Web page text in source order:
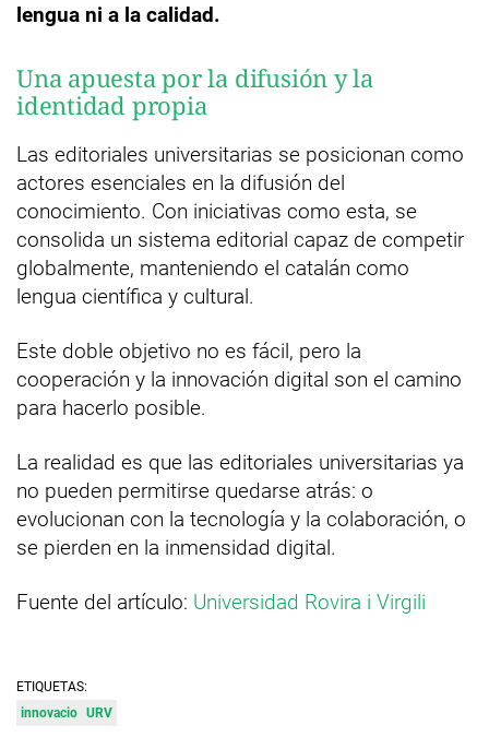
lengua ni a la calidad.
Una apuesta por la difusión y la
identidad propia
Las editoriales universitarias se posicionan como
actores esenciales en la difusión del
conocimiento. Con iniciativas como esta, se
consolida un sistema editorial capaz de competir
globalmente, manteniendo el catalán como
lengua científica y cultural.
Este doble objetivo no es fácil, pero la
cooperación y la innovación digital son el camino
para hacerlo posible.
La realidad es que las editoriales universitarias ya
no pueden permitirse quedarse atrás: o
evolucionan con la tecnología y la colaboración, o
se pierden en la inmensidad digital.
Fuente del artículo: Universidad Rovira i Virgili
ETIQUETAS:
innovacio URV